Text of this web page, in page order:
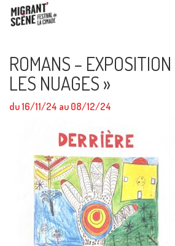
ROMANS –
LES NUAGES »
du 16/11/24 au 08/12/24